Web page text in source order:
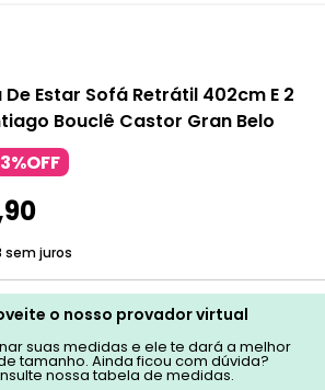
Estar Sofá Retrátil 402cm E 2
Bouclê Castor Gran Belo
90
sem juros
o nosso provador virtual
suas medidas e ele te dará a melhor
tamanho. Ainda ficou com dúvida?
nossa tabela de medidas.